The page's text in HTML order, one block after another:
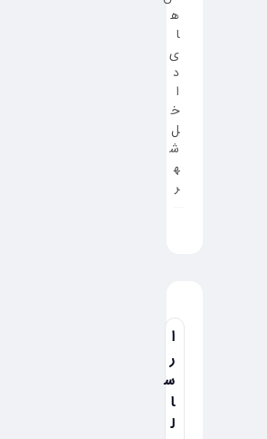
ه
ا
ی
د
ا
خ
ل
ش
ه
ر
ا
ر
س
ا
ل